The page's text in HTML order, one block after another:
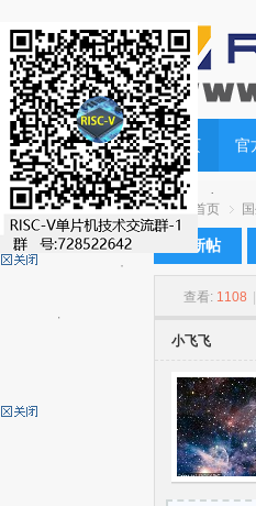
首页 官
首页
›
发新帖
查看: 1108
小飞飞